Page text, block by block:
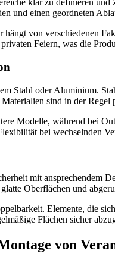
klar zu definieren
und einen geordneten
von verschiedenen
Feiern, was die
Stahl oder Aluminium.
sind in der
Modelle, während bei
bei wechselnden
mit ansprechendem
Oberflächen und
Elemente, die
Flächen sicher
von